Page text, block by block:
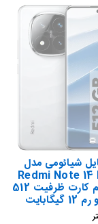
شیائومی مدل
Redmi Note
5G دو سیم کارت ظرفیت 512
گیگابایت و رم 12 گیگابایت